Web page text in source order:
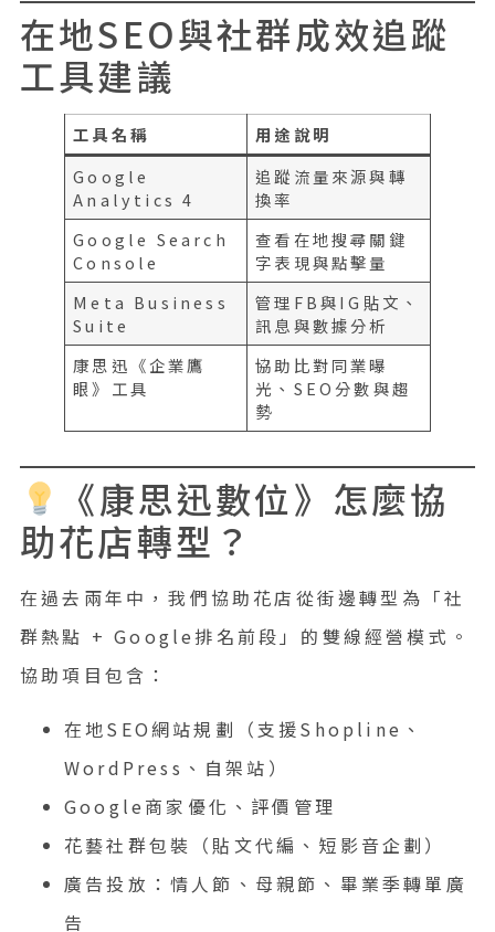
在地SEO與社群成效追蹤
工具建議
工具名稱
用途說明
Google
Analytics 4
追蹤流量來源與轉
換率
Google Search
Console
查看在地搜尋關鍵
字表現與點擊量
Meta Business
Suite
管理FB與IG貼文、
訊息與數據分析
康思迅《企業鷹
眼》工具
協助比對同業曝
光、SEO分數與趨
勢
《康思迅數位》怎麼協
助花店轉型？
在過去兩年中，我們協助花店從街邊轉型為「社
群熱點 + Google排名前段」的雙線經營模式。
協助項目包含：
在地SEO網站規劃（支援Shopline、
WordPress、自架站）
Google商家優化、評價管理
花藝社群包裝（貼文代編、短影音企劃）
廣告投放：情人節、母親節、畢業季轉單廣
告